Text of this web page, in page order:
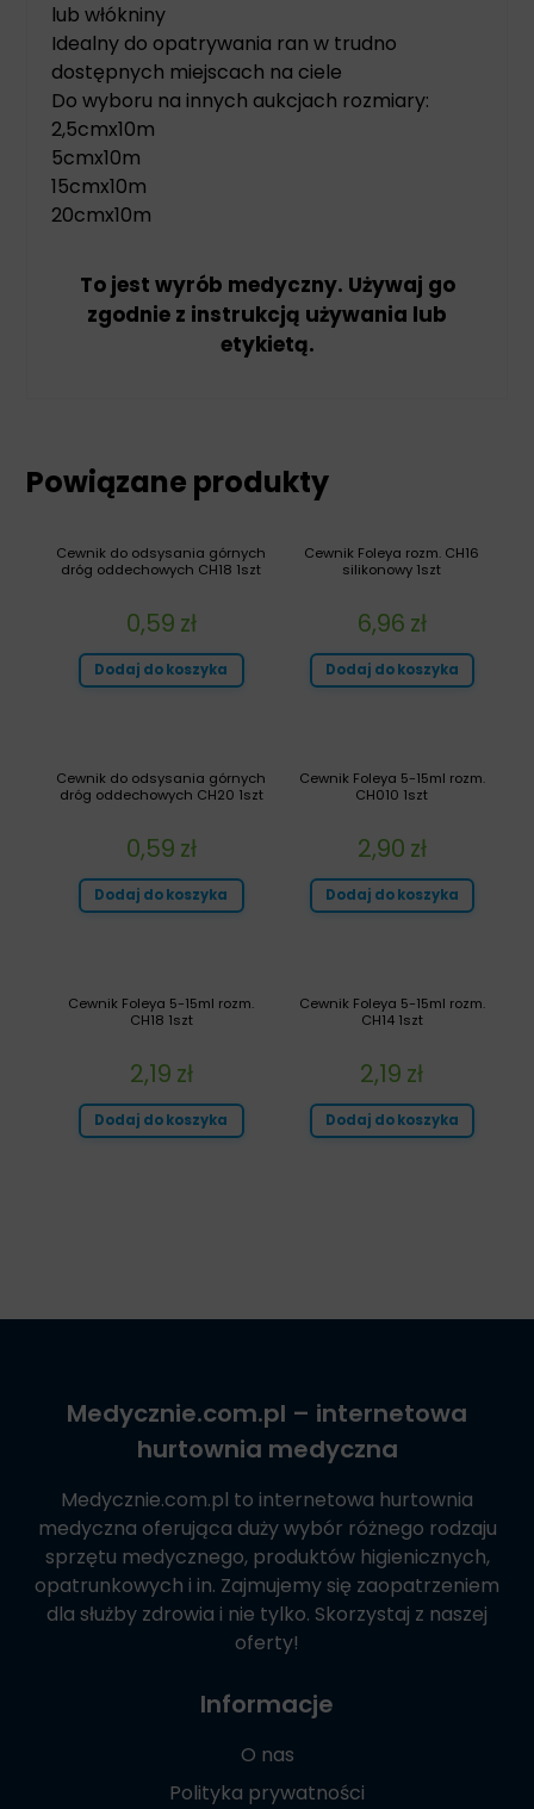
lub włókniny
Idealny do opatrywania ran w trudno
dostępnych miejscach na ciele
Do wyboru na innych aukcjach rozmiary:
2,5cmx10m
5cmx10m
15cmx10m
20cmx10m
To jest wyrób medyczny. Używaj go
zgodnie z instrukcją używania lub
etykietą.
Powiązane produkty
Cewnik Foleya rozm. CH16
silikonowy 1szt
6,96 zł
Dodaj do koszyka
Cewnik do odsysania górnych
dróg oddechowych CH18 1szt
0,59 zł
Dodaj do koszyka
Cewnik Foleya 5-15ml rozm.
CH010 1szt
2,90 zł
Dodaj do koszyka
Cewnik do odsysania górnych
dróg oddechowych CH20 1szt
0,59 zł
Dodaj do koszyka
Cewnik Foleya 5-15ml rozm.
CH14 1szt
2,19 zł
Dodaj do koszyka
Cewnik Foleya 5-15ml rozm.
CH18 1szt
2,19 zł
Dodaj do koszyka
Medycznie.com.pl – internetowa
hurtownia medyczna
Medycznie.com.pl to internetowa hurtownia
medyczna oferująca duży wybór różnego rodzaju
sprzętu medycznego, produktów higienicznych,
opatrunkowych i in. Zajmujemy się zaopatrzeniem
dla służby zdrowia i nie tylko. Skorzystaj z naszej
oferty!
Informacje
O nas
Polityka prywatności